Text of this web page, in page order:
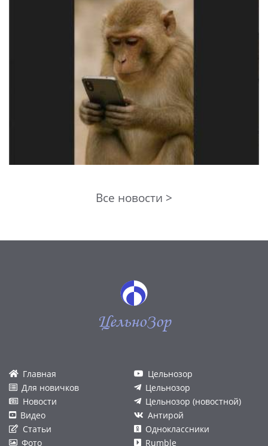
Все новости >
ЦельноЗор
Главная
Для новичков
Новости
Видео
Статьи
Фото
Цельнозор
Цельнозор
Цельнозор (новостной)
Антирой
Одноклассники
Rumble